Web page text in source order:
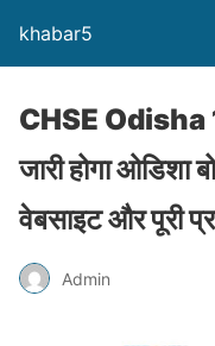
khabar5
CHSE Odisha
जारी होगा ओडिशा
वेबसाइट और पूरी
Admin